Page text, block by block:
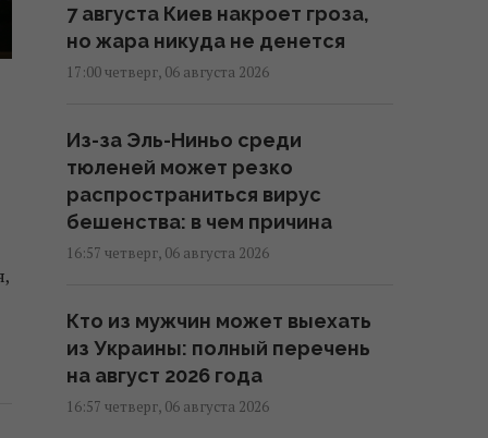
7 августа Киев накроет гроза,
но жара никуда не денется
17:00 четверг, 06 августа 2026
Из-за Эль-Ниньо среди
тюленей может резко
распространиться вирус
бешенства: в чем причина
16:57 четверг, 06 августа 2026
Кто из мужчин может выехать
из Украины: полный перечень
на август 2026 года
16:57 четверг, 06 августа 2026